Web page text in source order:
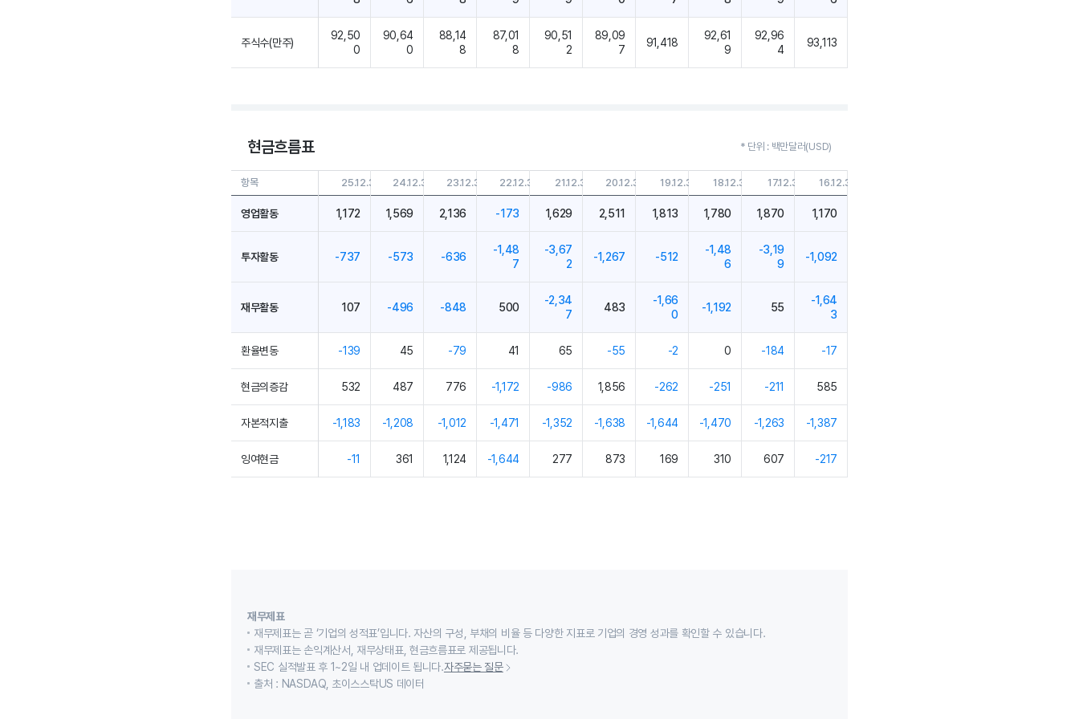
주식수(만주)
92,50
0
90,64
0
88,14
8
87,01
8
90,51
2
89,09
7
91,418
92,61
9
92,96
4
93,113
현금흐름표 * 단위 : 백만달러(USD)
항목 25.12.31 24.12.31 23.12.31 22.12.31 21.12.31 20.12.31 19.12.31 18.12.31 17.12.31 16.12.31
영업활동 1,172 1,569 2,136 -173 1,629 2,511 1,813 1,780 1,870 1,170
투자활동 -737 -573 -636
-1,48
7
-3,67
2
-1,267 -512
-1,48
6
-3,19
9
-1,092
재무활동 107 -496 -848 500
-2,34
7
483
-1,66
0
-1,192 55
-1,64
3
환율변동 -139 45 -79 41 65 -55 -2 0 -184 -17
현금의증감 532 487 776 -1,172 -986 1,856 -262 -251 -211 585
자본적지출 -1,183 -1,208 -1,012 -1,471 -1,352 -1,638 -1,644 -1,470 -1,263 -1,387
잉여현금 -11 361 1,124 -1,644 277 873 169 310 607 -217
재무제표
재무제표는 곧 ‘기업의 성적표’입니다. 자산의 구성, 부채의 비율 등 다양한 지표로 기업의 경영 성과를 확인할 수 있습니다.
재무제표는 손익계산서, 재무상태표, 현금흐름표로 제공됩니다.
SEC 실적발표 후 1~2일 내 업데이트 됩니다.자주묻는 질문
출처 : NASDAQ, 초이스스탁US 데이터